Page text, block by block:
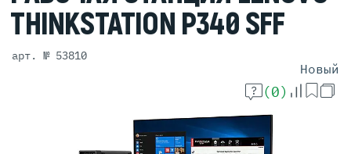
THINKSTATION P340 SFF
арт. № 53810
Новый
(0)